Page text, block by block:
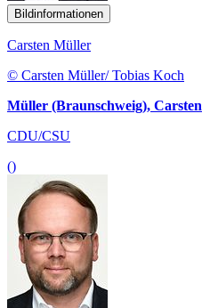
Bildinformationen
Carsten Müller
© Carsten Müller/ Tobias Koch
Müller (Braunschweig), Carsten
CDU/CSU
()